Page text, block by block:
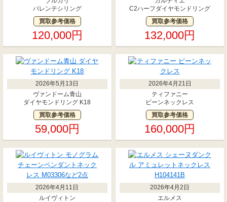
パレンテシリング
買取参考価格
120,000円
C2ハーフダイヤモンドリング
買取参考価格
132,000円
2026年5月13日
ヴァンドーム青山
ダイヤモンドリング K18
買取参考価格
59,000円
2026年4月21日
ティファニー
ビーンネックレス
買取参考価格
160,000円
2026年4月11日
ルイヴィトン
2026年4月2日
エルメス